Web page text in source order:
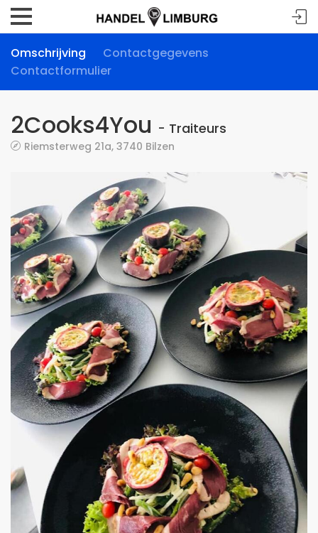
Omschrijving
Contactgegevens
Contactformulier
2Cooks4You - Traiteurs
Riemsterweg 21a, 3740 Bilzen